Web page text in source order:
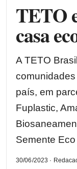
TETO
casa
A TETO
país, em
Fuplastic,
Semente
30/06/2023 ·